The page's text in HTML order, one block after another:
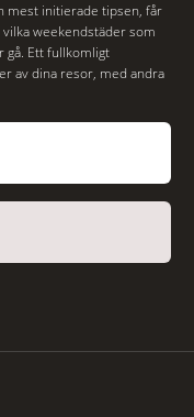
mest initierade tipsen, får
weekendstäder som
gå. Ett fullkomligt
av dina resor, med andra